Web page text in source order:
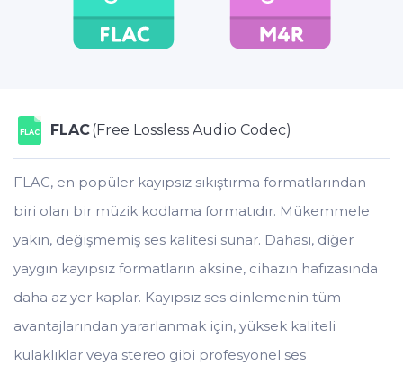
FLAC FLAC(Free Lossless Audio Codec)
FLAC, en popüler kayıpsız sıkıştırma formatlarından
biri olan bir müzik kodlama formatıdır. Mükemmele
yakın, değişmemiş ses kalitesi sunar. Dahası, diğer
yaygın kayıpsız formatların aksine, cihazın hafızasında
daha az yer kaplar. Kayıpsız ses dinlemenin tüm
avantajlarından yararlanmak için, yüksek kaliteli
kulaklıklar veya stereo gibi profesyonel ses